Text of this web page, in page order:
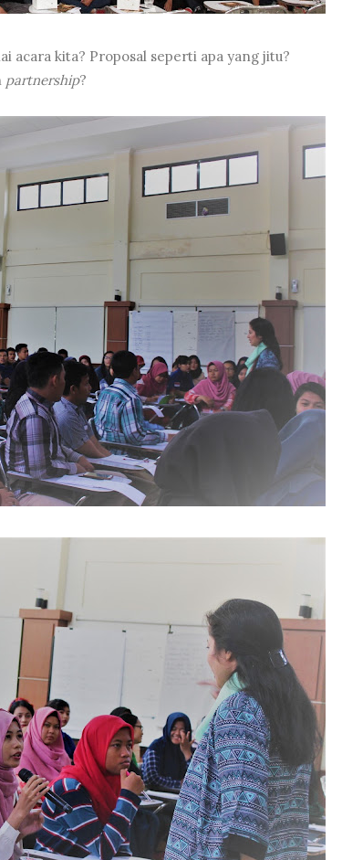
acara kita? Proposal seperti apa yang jitu?
partnership?